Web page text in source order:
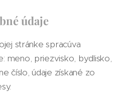
údaje
stránke spracúva
meno, priezvisko, bydlisko,
číslo, údaje získané zo